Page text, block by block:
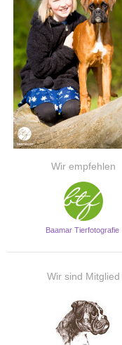
Wir empfehlen
Baamar Tierfotografie
Wir sind Mitglied